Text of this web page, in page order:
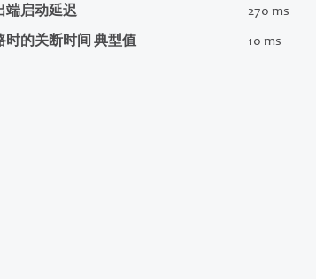
端启动延迟 270 ms
时的关断时间 典型值 10 ms